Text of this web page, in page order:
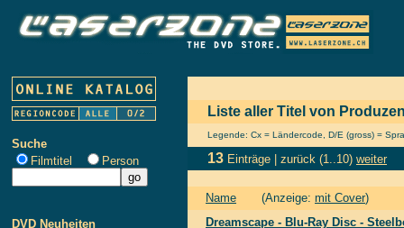
Suche
Filmtitel
Person
DVD Neuheiten
Liste aller Titel von
Legende: Cx = Ländercode, D/E (gross) =
13 Einträge | zurück (1..10) weiter
Name (Anzeige: mit Cover)
Dreamscape - Blu-Ray Disc -